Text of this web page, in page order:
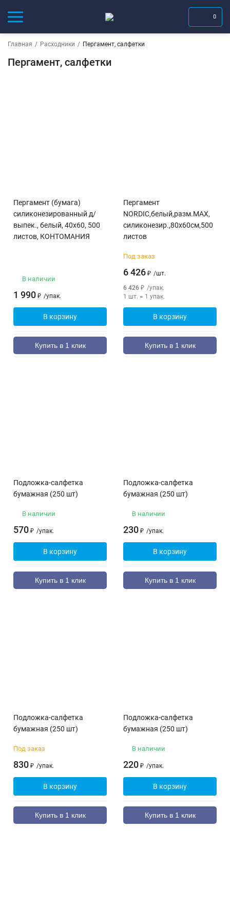
0
Главная / Расходники / Пергамент, салфетки
Пергамент, салфетки
Пергамент (бумага)
силиконезированный д/
выпек., белый, 40х60, 500
листов, КОНТОМАНИЯ
В наличии
1 990 ₽ /упак.
В корзину
Купить в 1 клик
Пергамент
NORDIC,белый,разм.MAX,
силиконезир.,80х60см,500
листов
Под заказ
6 426 ₽ /шт.
6 426 ₽ /упак.
1 шт. = 1 упак.
В корзину
Купить в 1 клик
Подложка-салфетка
бумажная (250 шт)
В наличии
570 ₽ /упак.
В корзину
Купить в 1 клик
Подложка-салфетка
бумажная (250 шт)
В наличии
230 ₽ /упак.
В корзину
Купить в 1 клик
Подложка-салфетка
бумажная (250 шт)
Под заказ
830 ₽ /упак.
В корзину
Купить в 1 клик
Подложка-салфетка
бумажная (250 шт)
В наличии
220 ₽ /упак.
В корзину
Купить в 1 клик